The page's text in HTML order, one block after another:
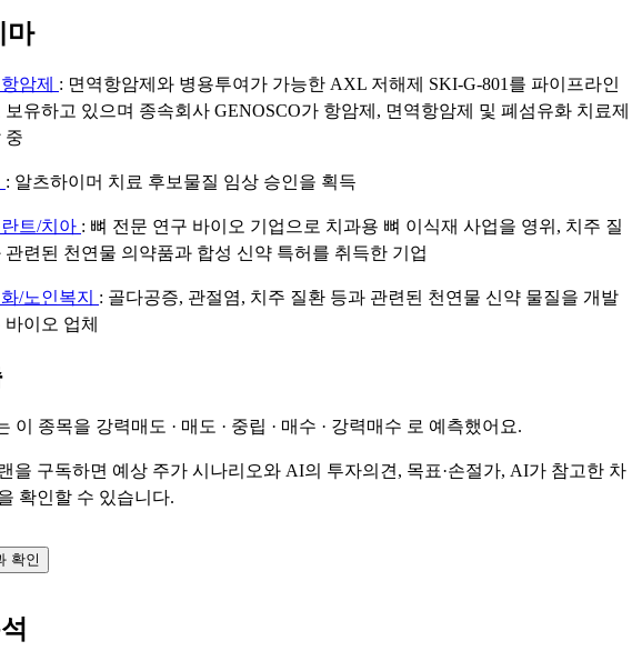
마
암제 : 면역항암제와 병용투여가 가능한 AXL 저해제 SKI-G-801를 파이프라인
보유하고 있으며 종속회사 GENOSCO가 항암제, 면역항암제 및 폐섬유화 치료제
중
: 알츠하이머 치료 후보물질 임상 승인을 획득
트/치아 : 뼈 전문 연구 바이오 기업으로 치과용 뼈 이식재 사업을 영위, 치주 질
관련된 천연물 의약품과 합성 신약 특허를 취득한 기업
/노인복지 : 골다공증, 관절염, 치주 질환 등과 관련된 천연물 신약 물질을 개발
바이오 업체
이 종목을 강력매도 · 매도 · 중립 · 매수 · 강력매수 로 예측했어요.
을 구독하면 예상 주가 시나리오와 AI의 투자의견, 목표·손절가, AI가 참고한 차
확인할 수 있습니다.
확인